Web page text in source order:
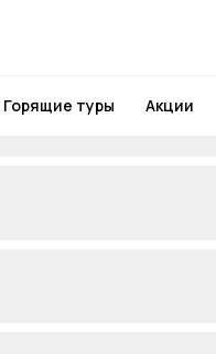
Горящие туры Акции